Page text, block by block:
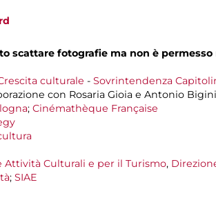
scattare fotografie ma non è
culturale - Sovrintendenza
con Rosaria Gioia e Antonio Bigini
; Cinémathèque Française
Attività Culturali e per il Turismo,
; SIAE